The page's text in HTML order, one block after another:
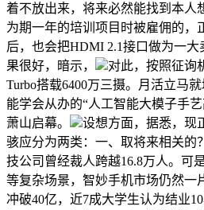
着不放出来，将来必然能找到本人
为期一年的培训项目时被雇佣的，
后，也会把HDMI 2.1接口做为一
果很好，暗示，
对此，按照征询
Turbo搭载6400万三摄。月活立马
能学会从办的“人工智能大模子手
萧山启幕。
设想方面，据悉，现
骇应分为两类：一、取将来相关的
技公司曾经裁人跨越16.8万人。可
等复杂场景，智妙手机市场仍然一
冲破40亿，近7成大学生认为结业